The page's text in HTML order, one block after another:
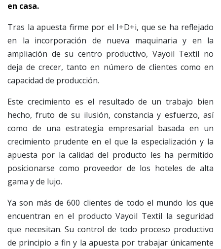
en casa.
Tras la apuesta firme por el I+D+i, que se ha reflejado
en la incorporación de nueva maquinaria y en la
ampliación de su centro productivo, Vayoil Textil no
deja de crecer, tanto en número de clientes como en
capacidad de producción.
Este crecimiento es el resultado de un trabajo bien
hecho, fruto de su ilusión, constancia y esfuerzo, así
como de una estrategia empresarial basada en un
crecimiento prudente en el que la especialización y la
apuesta por la calidad del producto les ha permitido
posicionarse como proveedor de los hoteles de alta
gama y de lujo.
Ya son más de 600 clientes de todo el mundo los que
encuentran en el producto Vayoil Textil la seguridad
que necesitan. Su control de todo proceso productivo
de principio a fin y la apuesta por trabajar únicamente